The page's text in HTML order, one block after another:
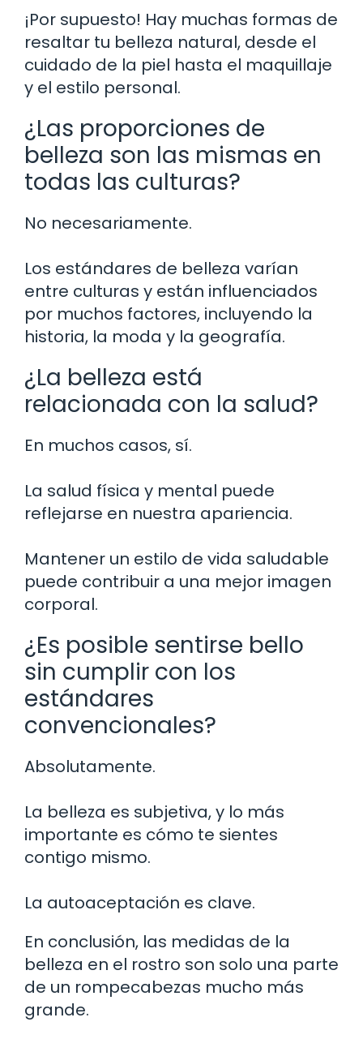
¡Por supuesto! Hay muchas formas de
resaltar tu belleza natural, desde el
cuidado de la piel hasta el maquillaje
y el estilo personal.
¿Las proporciones de
belleza son las mismas en
todas las culturas?
No necesariamente.
Los estándares de belleza varían
entre culturas y están influenciados
por muchos factores, incluyendo la
historia, la moda y la geografía.
¿La belleza está
relacionada con la salud?
En muchos casos, sí.
La salud física y mental puede
reflejarse en nuestra apariencia.
Mantener un estilo de vida saludable
puede contribuir a una mejor imagen
corporal.
¿Es posible sentirse bello
sin cumplir con los
estándares
convencionales?
Absolutamente.
La belleza es subjetiva, y lo más
importante es cómo te sientes
contigo mismo.
La autoaceptación es clave.
En conclusión, las medidas de la
belleza en el rostro son solo una parte
de un rompecabezas mucho más
grande.